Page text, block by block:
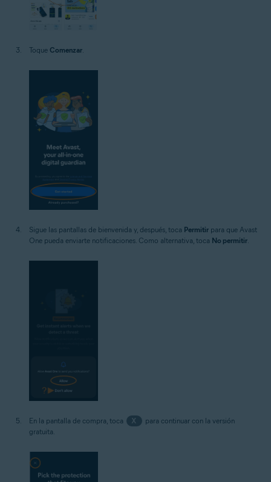
Toque Comenzar
Sigue las pantallas de bienvenida y, después, toca Permitir para que Avast
One pueda enviarte notificaciones. Como alternativa, toca No permitir.
En la pantalla de compra, toca X
para continuar con la versión
gratuita.